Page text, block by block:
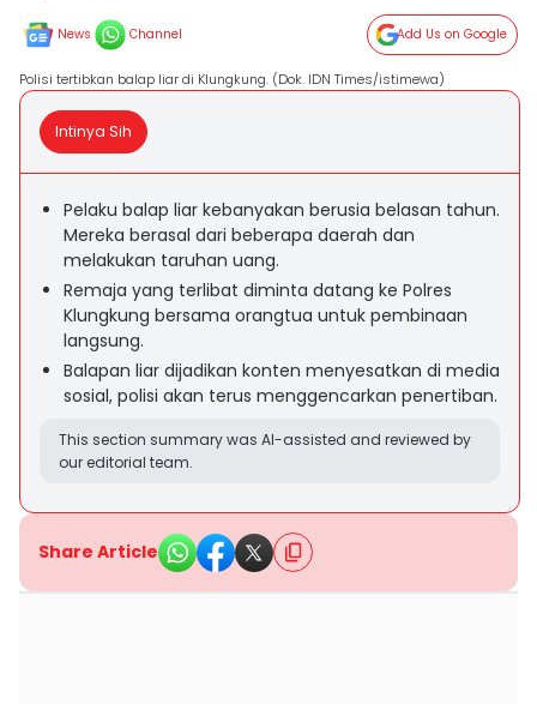
News Channel Add Us on Google
Polisi tertibkan balap liar di Klungkung. (Dok. IDN Times/istimewa)
Intinya Sih
Pelaku balap liar kebanyakan berusia belasan tahun.
Mereka berasal dari beberapa daerah dan
melakukan taruhan uang.
Remaja yang terlibat diminta datang ke Polres
Klungkung bersama orangtua untuk pembinaan
langsung.
Balapan liar dijadikan konten menyesatkan di media
sosial, polisi akan terus menggencarkan penertiban.
This section summary was AI-assisted and reviewed by
our editorial team.
Share Article